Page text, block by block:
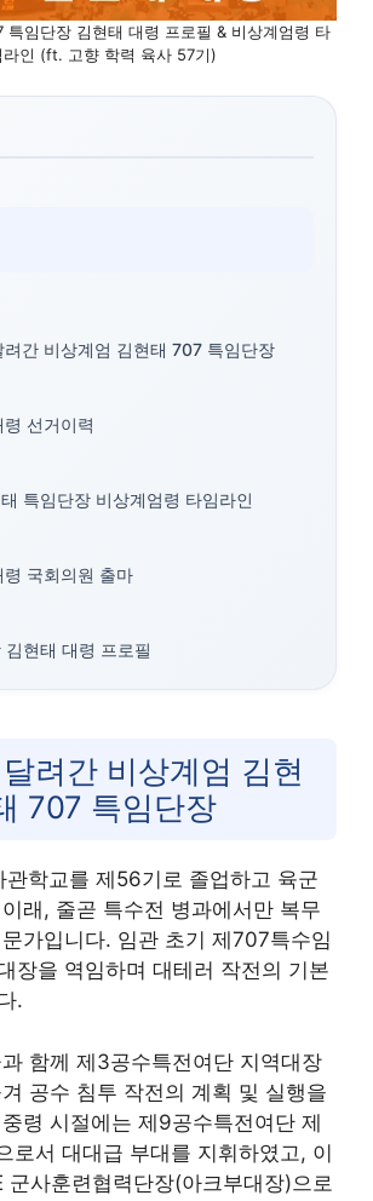
특임단장 김현태 대령 프로필 & 비상계엄령 타
라인 (ft. 고향 학력 육사 57기)
려간 비상계엄 김현태 707 특임단장
선거이력
특임단장 비상계엄령 타임라인
령 국회의원 출마
현태 대령 프로필
려간 비상계엄 김현
707 특임단장
학교를 제56기로 졸업하고 육군
래, 줄곧 특수전 병과에서만 복무
가입니다. 임관 초기 제707특수임
장을 역임하며 대테러 작전의 기본
.
함께 제3공수특전여단 지역대장
공수 침투 작전의 계획 및 실행을
령 시절에는 제9공수특전여단 제
로서 대대급 부대를 지휘하였고, 이
군사훈련협력단장(아크부대장)으로